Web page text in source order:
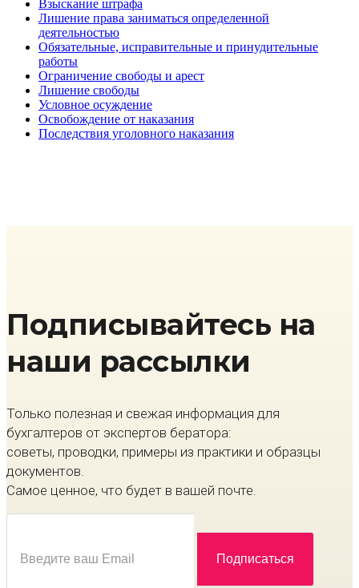
Взыскание штрафа
Лишение права заниматься определенной
деятельностью
Обязательные, исправительные и принудительные
работы
Ограничение свободы и арест
Лишение свободы
Условное осуждение
Освобождение от наказания
Последствия уголовного наказания
Подписывайтесь на
наши рассылки
Только полезная и свежая информация для
бухгалтеров от экспертов бератора:
советы, проводки, примеры из практики и образцы
документов.
Самое ценное, что будет в вашей почте.